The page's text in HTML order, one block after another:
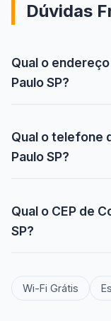
Dúvidas
Qual o
Paulo SP?
Qual o telefone
Paulo SP?
Qual o CEP de
SP?
Wi-Fi Grátis